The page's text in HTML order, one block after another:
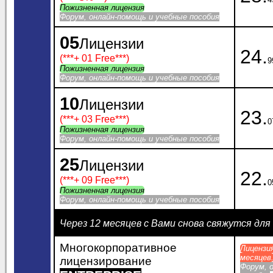
Пожизненная лицензия
Форум, онлайн-помощь и учебные пособия
05Лицензии
(***+ 01 Free***)
Пожизненная лицензия
Форум, онлайн-помощь и учебные пособия
24.
10Лицензии
(***+ 03 Free***)
Пожизненная лицензия
Форум, онлайн-помощь и учебные пособия
23.
25Лицензии
(***+ 09 Free***)
Пожизненная лицензия
Форум, онлайн-помощь и учебные пособия
22.
Через 12 месяцев с Вами снова свяжутся
Многокорпоративное
лицензирование
месяцев.
Форум,